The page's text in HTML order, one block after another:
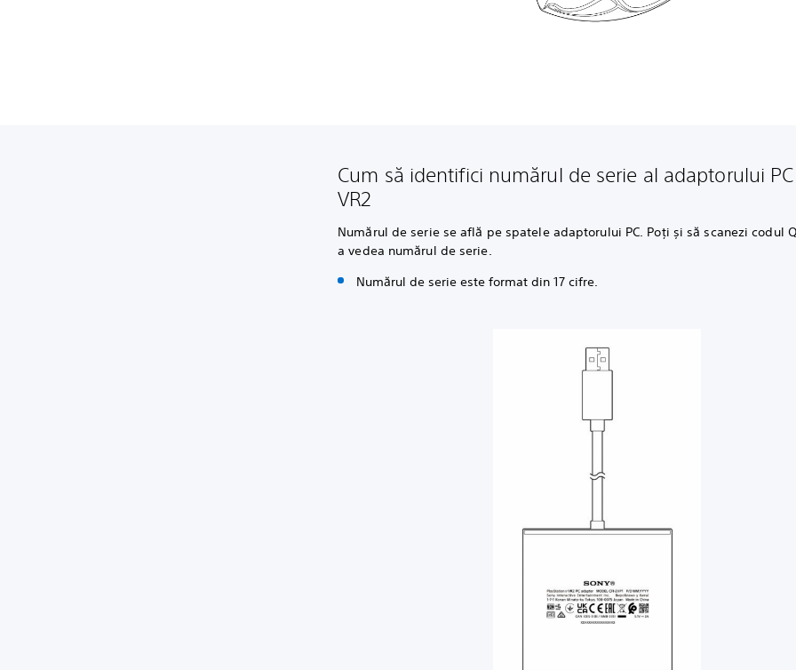
Cum să identifici numărul de serie al adaptorului PC
VR2
Numărul de serie se află pe spatele adaptorului PC. Poți și să scanezi codul
a vedea numărul de serie.
Numărul de serie este format din 17 cifre.